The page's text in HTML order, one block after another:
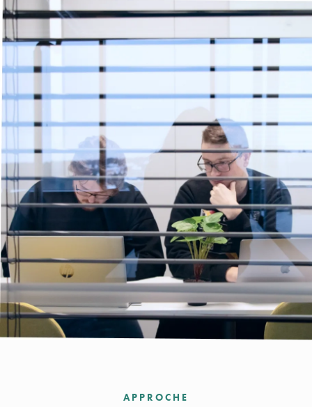
APPROCHE